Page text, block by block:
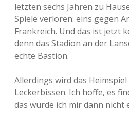
letzten sechs Jahren zu
Spiele verloren: eins gegen
Frankreich. Und das ist jetzt
denn das Stadion an der
echte Bastion.
Allerdings wird das
Leckerbissen. Ich hoffe, es
das würde ich mir dann nicht